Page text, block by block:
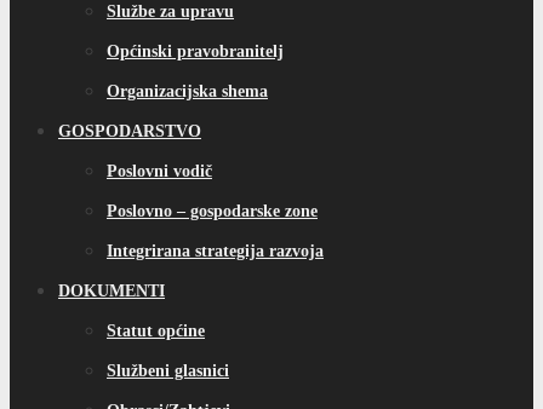
Službe za upravu
Općinski pravobranitelj
Organizacijska shema
GOSPODARSTVO
Poslovni vodič
Poslovno – gospodarske zone
Integrirana strategija razvoja
DOKUMENTI
Statut općine
Službeni glasnici